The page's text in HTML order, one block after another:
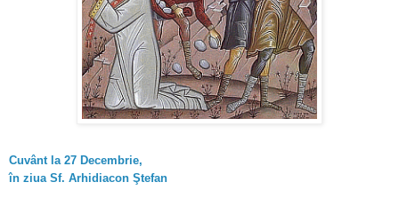
Cuvânt la 27 Decembrie,
în ziua Sf. Arhidiacon Ştefan